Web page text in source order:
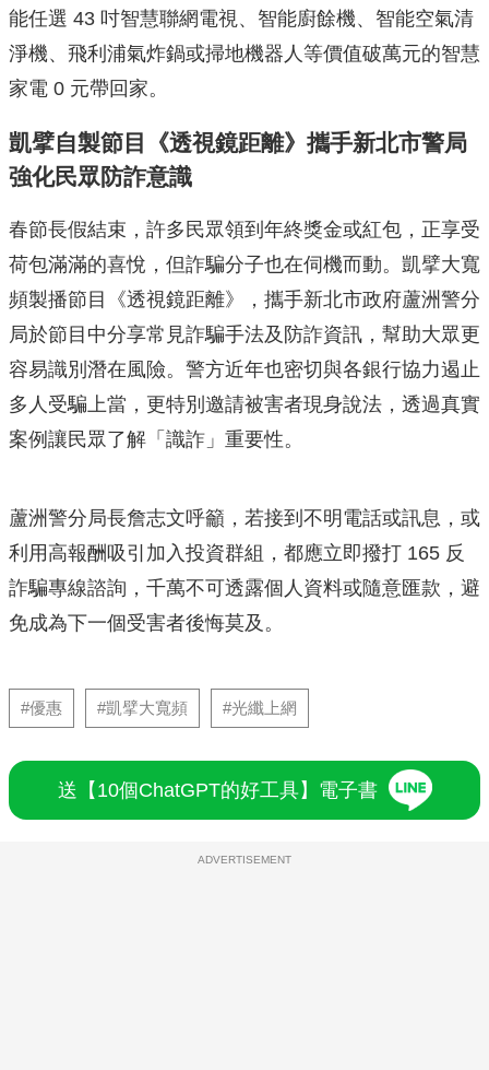
能任選 43 吋智慧聯網電視、智能廚餘機、智能空氣清
淨機、飛利浦氣炸鍋或掃地機器人等價值破萬元的智慧
家電 0 元帶回家。
凱擘自製節目《透視鏡距離》攜手新北市警局
強化民眾防詐意識
春節長假結束，許多民眾領到年終獎金或紅包，正享受
荷包滿滿的喜悅，但詐騙分子也在伺機而動。凱擘大寬
頻製播節目《透視鏡距離》，攜手新北市政府蘆洲警分
局於節目中分享常見詐騙手法及防詐資訊，幫助大眾更
容易識別潛在風險。警方近年也密切與各銀行協力遏止
多人受騙上當，更特別邀請被害者現身說法，透過真實
案例讓民眾了解「識詐」重要性。
蘆洲警分局長詹志文呼籲，若接到不明電話或訊息，或
利用高報酬吸引加入投資群組，都應立即撥打 165 反
詐騙專線諮詢，千萬不可透露個人資料或隨意匯款，避
免成為下一個受害者後悔莫及。
#優惠 #凱擘大寬頻 #光纖上網
送【10個ChatGPT的好工具】電子書
ADVERTISEMENT